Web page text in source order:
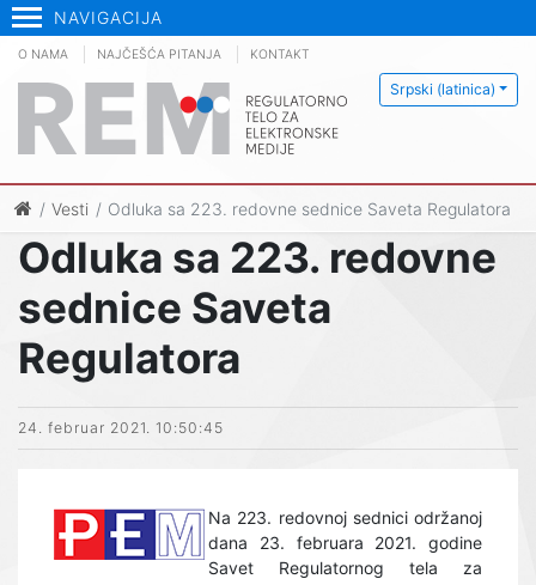
NAVIGACIJA
Srpski (latinica)
O NAMA NAJČEŠĆA PITANJA KONTAKT
Vesti Odluka sa 223. redovne sednice Saveta Regulatora
Odluka sa 223. redovne
sednice Saveta
Regulatora
24. februar 2021. 10:50:45
Na 223. redovnoj sednici održanoj
dana 23. februara 2021. godine
Savet Regulatornog tela za